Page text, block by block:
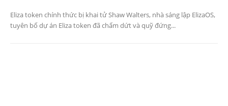
Eliza token chính thức bị khai tử Shaw Walters, nhà sáng lập ElizaOS,
tuyên bố dự án Eliza token đã chấm dứt và quỹ đứng...